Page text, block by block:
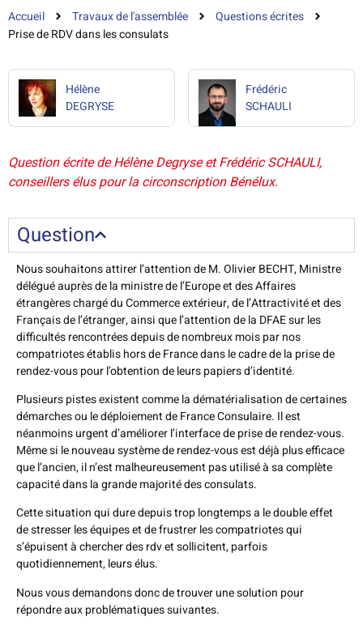
Accueil Travaux de l'assemblée
Questions écrites
Prise de RDV dans les consulats
Hélène
DEGRYSE
Frédéric
SCHAULI
Question écrite de Hélène Degryse et Frédéric SCHAULI,
conseillers élus pour la circonscription Bénélux.
Question
Nous souhaitons attirer l’attention de M. Olivier BECHT, Ministre
délégué auprès de la ministre de l’Europe et des Affaires
étrangères chargé du Commerce extérieur, de l’Attractivité et des
Français de l’étranger, ainsi que l’attention de la DFAE sur les
difficultés rencontrées depuis de nombreux mois par nos
compatriotes établis hors de France dans le cadre de la prise de
rendez-vous pour l’obtention de leurs papiers d’identité.
Plusieurs pistes existent comme la dématérialisation de certaines
démarches ou le déploiement de France Consulaire. Il est
néanmoins urgent d’améliorer l’interface de prise de rendez-vous.
Même si le nouveau système de rendez-vous est déjà plus efficace
que l’ancien, il n’est malheureusement pas utilisé à sa complète
capacité dans la grande majorité des consulats.
Cette situation qui dure depuis trop longtemps a le double effet
de stresser les équipes et de frustrer les compatriotes qui
s’épuisent à chercher des rdv et sollicitent, parfois
quotidiennement, leurs élus.
Nous vous demandons donc de trouver une solution pour
répondre aux problématiques suivantes.